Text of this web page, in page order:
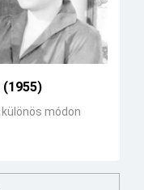
módon